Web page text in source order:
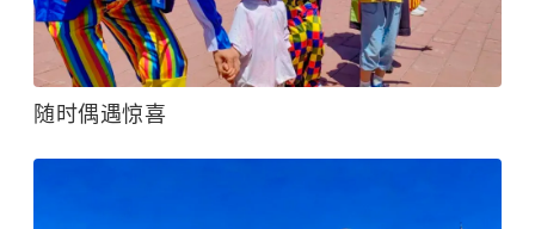
随时偶遇惊喜